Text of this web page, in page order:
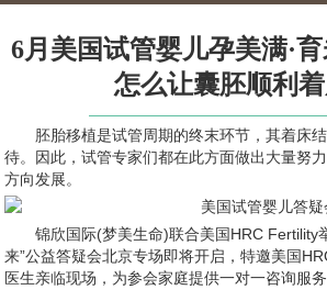
6月美国试管婴儿孕美满·育
怎么让囊胚顺利着
胚胎移植是试管周期的终末环节，其着床
待。因此，试管专家们都在此方面做出大量努
方向发展。
锦欣国际(梦美生命)联合美国HRC Fertility
来”公益答疑会北京专场即将开启，特邀美国
医生亲临现场，为参会家庭提供一对一咨询服